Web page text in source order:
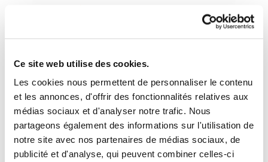
Ce site web utilise des cookies.
Les cookies nous permettent de personnaliser le contenu
et les annonces, d'offrir des fonctionnalités relatives aux
médias sociaux et d'analyser notre trafic. Nous
partageons également des informations sur l'utilisation de
notre site avec nos partenaires de médias sociaux, de
publicité et d'analyse, qui peuvent combiner celles-ci
Astekaria 244
Astekaria244.pdf461.1 KB